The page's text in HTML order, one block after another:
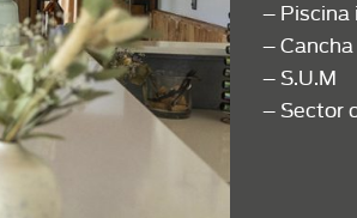
– Piscina
–
– S.U.M
– Sector